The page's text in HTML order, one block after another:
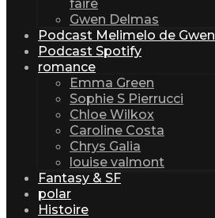
faire
Gwen Delmas
Podcast Melimelo de Gwen
Podcast Spotify
romance
Emma Green
Sophie S Pierrucci
Chloe Wilkox
Caroline Costa
Chrys Galia
louise valmont
Fantasy & SF
polar
Histoire